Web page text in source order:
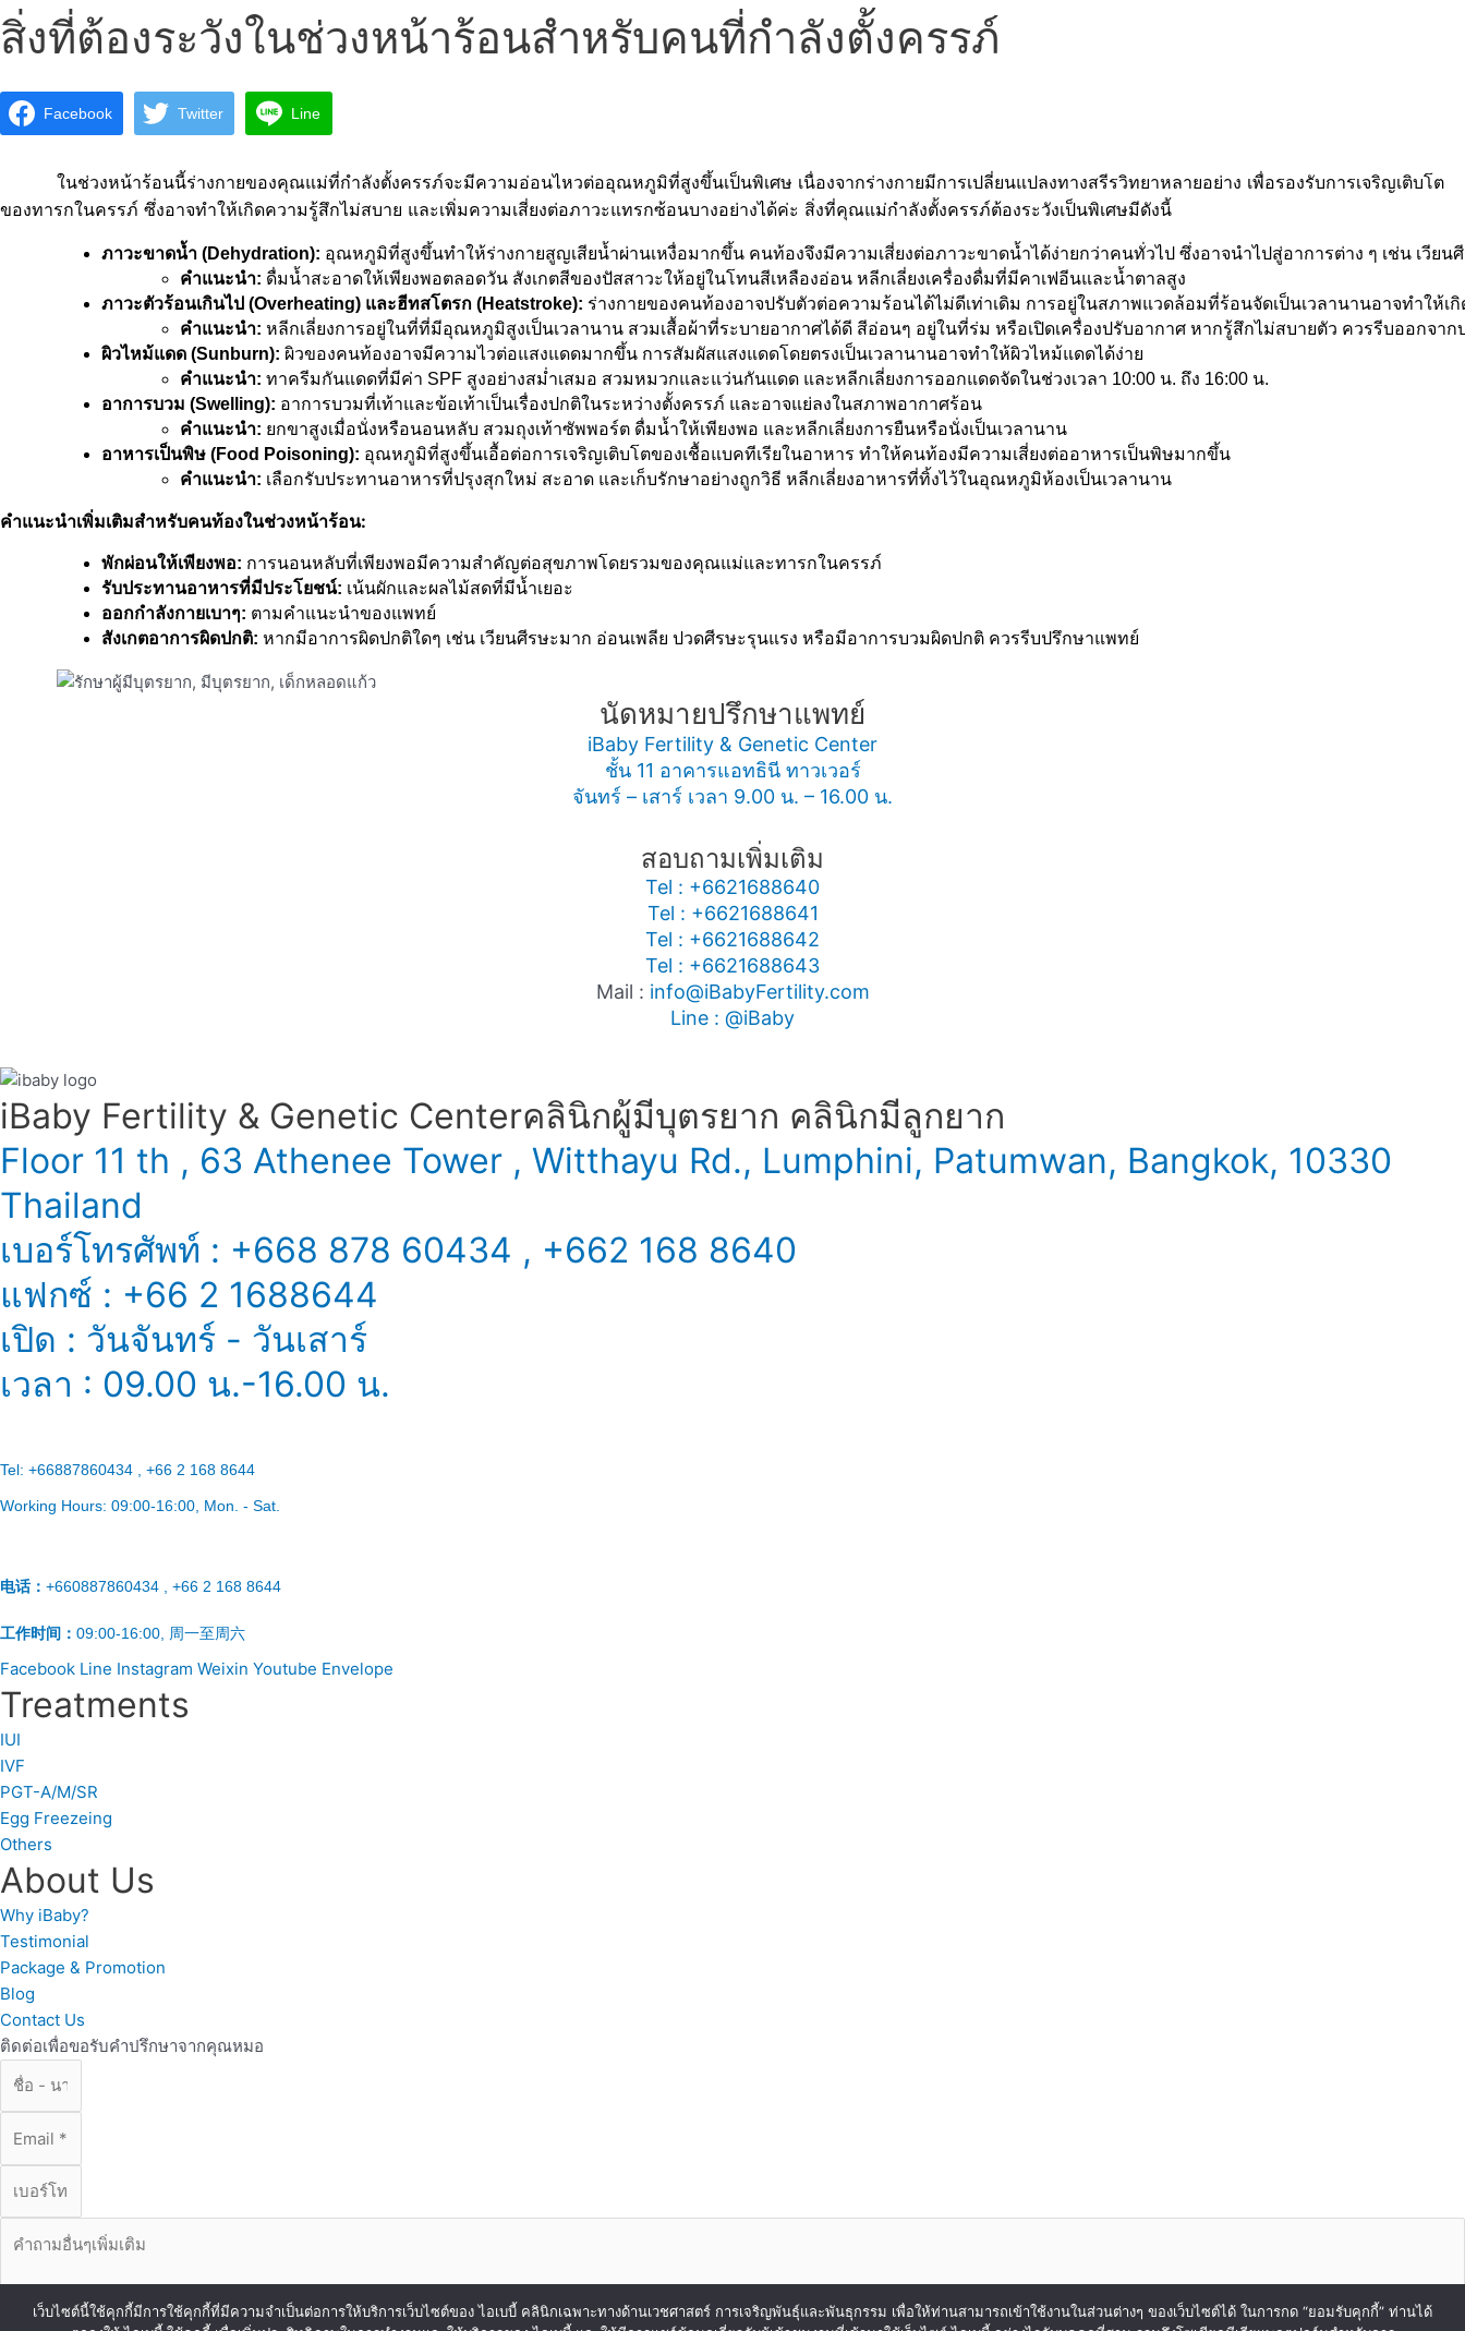
สิ่งที่ต้องระวังในช่วงหน้าร้อนสำหรับคนที่กำลังตั้งครรภ์
Facebook Twitter Line
ในช่วงหน้าร้อนนี้ร่างกายของคุณแม่ที่กำลังตั้งครรภ์จะมีความอ่อนไหวต่ออุณหภูมิที่สูงขึ้นเป็นพิเศษ เนื่องจากร่างกายมีการเปลี่ยนแปลงทางสรีรวิทยาหลายอย่าง เพื่อรองรับการเจริญเติบโต
ของทารกในครรภ์ ซึ่งอาจทำให้เกิดความรู้สึกไม่สบาย และเพิ่มความเสี่ยงต่อภาวะแทรกซ้อนบางอย่างได้ค่ะ สิ่งที่คุณแม่กำลังตั้งครรภ์ต้องระวังเป็นพิเศษมีดังนี้
ภาวะขาดน้ำ (Dehydration): อุณหภูมิที่สูงขึ้นทำให้ร่างกายสูญเสียน้ำผ่านเหงื่อมากขึ้น คนท้องจึงมีความเสี่ยงต่อภาวะขาดน้ำได้ง่ายกว่าคนทั่วไป ซึ่งอาจนำไปสู่อาการต่าง ๆ เช่น เวี
คำแนะนำ: ดื่มน้ำสะอาดให้เพียงพอตลอดวัน สังเกตสีของปัสสาวะให้อยู่ในโทนสีเหลืองอ่อน หลีกเลี่ยงเครื่องดื่มที่มีคาเฟอีนและน้ำตาลสูง
ภาวะตัวร้อนเกินไป (Overheating) และฮีทสโตรก (Heatstroke): ร่างกายของคนท้องอาจปรับตัวต่อความร้อนได้ไม่ดีเท่าเดิม การอยู่ในสภาพแวดล้อมที่ร้อนจัดเป็นเวลานานอาจทำใ
คำแนะนำ: หลีกเลี่ยงการอยู่ในที่ที่มีอุณหภูมิสูงเป็นเวลานาน สวมเสื้อผ้าที่ระบายอากาศได้ดี สีอ่อนๆ อยู่ในที่ร่ม หรือเปิดเครื่องปรับอากาศ หากรู้สึกไม่สบายตัว ควรรีบออกจา
ผิวไหม้แดด (Sunburn): ผิวของคนท้องอาจมีความไวต่อแสงแดดมากขึ้น การสัมผัสแสงแดดโดยตรงเป็นเวลานานอาจทำให้ผิวไหม้แดดได้ง่าย
คำแนะนำ: ทาครีมกันแดดที่มีค่า SPF สูงอย่างสม่ำเสมอ สวมหมวกและแว่นกันแดด และหลีกเลี่ยงการออกแดดจัดในช่วงเวลา 10:00 น. ถึง 16:00 น.
อาการบวม (Swelling): อาการบวมที่เท้าและข้อเท้าเป็นเรื่องปกติในระหว่างตั้งครรภ์ และอาจแย่ลงในสภาพอากาศร้อน
คำแนะนำ: ยกขาสูงเมื่อนั่งหรือนอนหลับ สวมถุงเท้าซัพพอร์ต ดื่มน้ำให้เพียงพอ และหลีกเลี่ยงการยืนหรือนั่งเป็นเวลานาน
อาหารเป็นพิษ (Food Poisoning): อุณหภูมิที่สูงขึ้นเอื้อต่อการเจริญเติบโตของเชื้อแบคทีเรียในอาหาร ทำให้คนท้องมีความเสี่ยงต่ออาหารเป็นพิษมากขึ้น
คำแนะนำ: เลือกรับประทานอาหารที่ปรุงสุกใหม่ สะอาด และเก็บรักษาอย่างถูกวิธี หลีกเลี่ยงอาหารที่ทิ้งไว้ในอุณหภูมิห้องเป็นเวลานาน
คำแนะนำเพิ่มเติมสำหรับคนท้องในช่วงหน้าร้อน:
พักผ่อนให้เพียงพอ: การนอนหลับที่เพียงพอมีความสำคัญต่อสุขภาพโดยรวมของคุณแม่และทารกในครรภ์
รับประทานอาหารที่มีประโยชน์: เน้นผักและผลไม้สดที่มีน้ำเยอะ
ออกกำลังกายเบาๆ: ตามคำแนะนำของแพทย์
สังเกตอาการผิดปกติ: หากมีอาการผิดปกติใดๆ เช่น เวียนศีรษะมาก อ่อนเพลีย ปวดศีรษะรุนแรง หรือมีอาการบวมผิดปกติ ควรรีบปรึกษาแพทย์
นัดหมายปรึกษาแพทย์
iBaby Fertility & Genetic Center
ชั้น 11 อาคารแอทธินี ทาวเวอร์
จันทร์ – เสาร์ เวลา 9.00 น. – 16.00 น.
สอบถามเพิ่มเติม
Tel : +6621688640
Tel : +6621688641
Tel : +6621688642
Tel : +6621688643
Mail : info@iBabyFertility.com
Line : @iBaby
iBaby Fertility & Genetic Center​ คลินิกผู้มีบุตรยาก คลินิกมีลูกยาก
Floor 11 th , 63 Athenee Tower , Witthayu Rd., Lumphini, Patumwan, Bangkok, 10330
Thailand
เบอร์โทรศัพท์ : +668 878 60434 , +662 168 8640
แฟกซ์ : +66 2 1688644
เปิด : วันจันทร์ - วันเสาร์
เวลา : 09.00 น.-16.00 น.
Tel: +66887860434 , +66 2 168 8644
Working Hours: 09:00-16:00 , Mon. - Sat.
电话： +660887860434 , +66 2 168 8644
工作时间： 09:00-16:00, 周一至周六
Facebook Line Instagram Weixin Youtube Envelope
Treatments
IUI
IVF
PGT-A/M/SR
Egg Freezeing
Others
About Us
Why iBaby?
Testimonial
Package & Promotion
Blog
Contact Us
ติดต่อเพื่อขอรับคำปรึกษาจากคุณหมอ
เว็บไซต์นี้ใช้คุกกี้มีการใช้คุกกี้ที่มีความจำเป็นต่อการให้บริการเว็บไซต์ของ ไอเบบี้ คลินิกเฉพาะทางด้านเวชศาสตร์ การเจริญพันธุ์และพันธุกรรม เพื่อให้ท่านสามารถเข้าใช้งานในส่วนต่างๆ ของเว็บไซต์ได้ ในการกด “ยอมรับคุกกี้” ท่านได้